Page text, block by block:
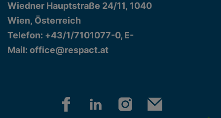
Wiedner Hauptstraße 24/11, 1040
Wien, Österreich
Telefon: +43/1/7101077-0, E-
Mail: office@respact.at